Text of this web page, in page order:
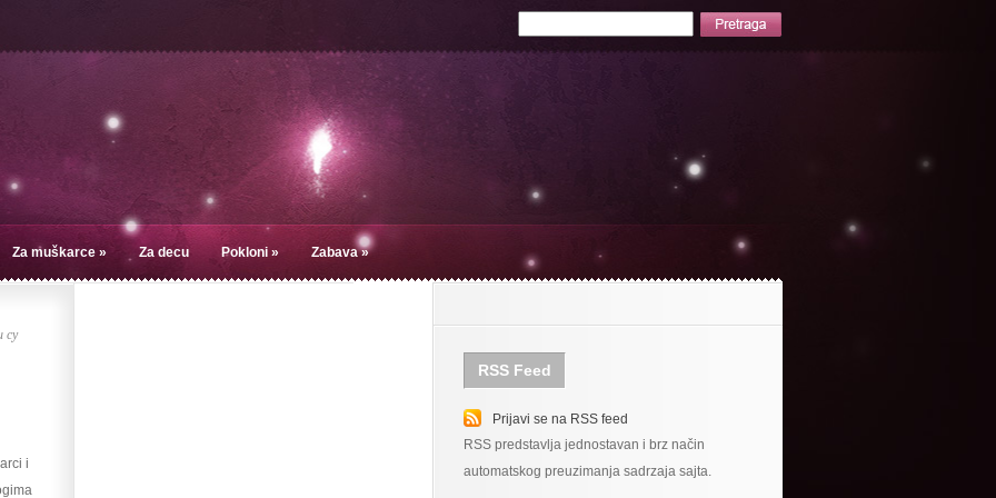
Za muškarce » Za decu Pokloni » Zabava»
су
i
RSS Feed
Prijavi se na RSS feed
RSS predstavlja jednostavan i brz način
automatskog preuzimanja sadrzaja sajta.